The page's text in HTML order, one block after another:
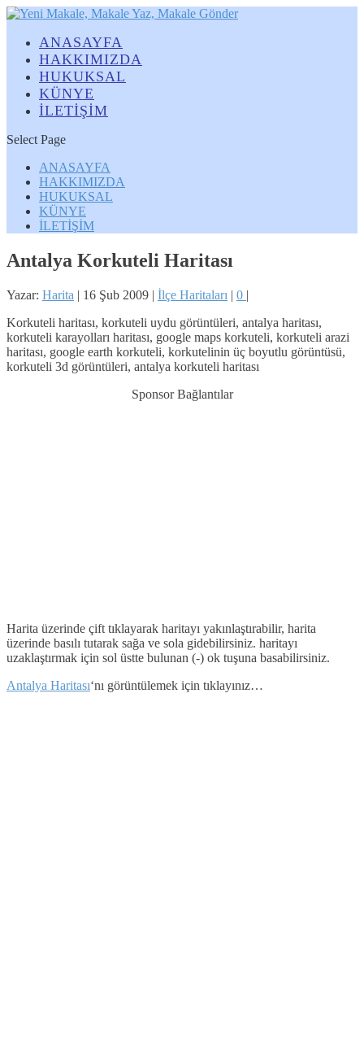
ANASAYFA
HAKKIMIZDA
HUKUKSAL
KÜNYE
İLETİŞİM
Select Page
ANASAYFA
HAKKIMIZDA
HUKUKSAL
KÜNYE
İLETİŞİM
Antalya Korkuteli Haritası
Yazar: Harita | 16 Şub 2009 | İlçe Haritaları | 0 |
Korkuteli haritası, korkuteli uydu görüntüleri, antalya haritası,
korkuteli karayolları haritası, google maps korkuteli, korkuteli arazi
haritası, google earth korkuteli, korkutelinin üç boyutlu görüntüsü,
korkuteli 3d görüntüleri, antalya korkuteli haritası
Sponsor Bağlantılar
Harita üzerinde çift tıklayarak haritayı yakınlaştırabilir, harita
üzerinde basılı tutarak sağa ve sola gidebilirsiniz. haritayı
uzaklaştırmak için sol üstte bulunan (-) ok tuşuna basabilirsiniz.
Antalya Haritası‘nı görüntülemek için tıklayınız…